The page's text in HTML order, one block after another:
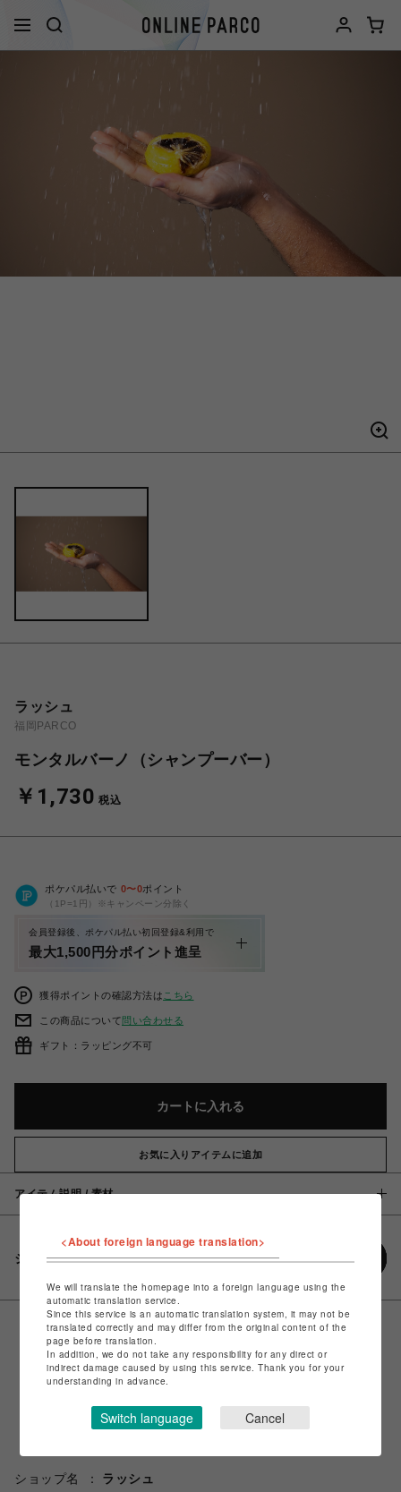
ラッシュ
福岡PARCO
モンタルバーノ（シャンプーバー）
￥1,730 税込
ポケパル払いで 0〜0ポイント
（1P=1円）※キャンペーン分除く
会員登録後、ポケパル払い初回登録&利用で
最大1,500円分ポイント進呈
獲得ポイントの確認方法は こちら
この商品について問い合わせる
ギフト：ラッピング不可
カートに入れる
お気に入りアイテムに追加
アイテム説明 / 素材
シェアする
ショップ名
ラッシュ
<About foreign language translation>
We will translate the homepage into a foreign language using the
automatic translation service.
Since this service is an automatic translation system, it may not be
translated correctly and may differ from the original content of the
page before translation.
In addition, we do not take any responsibility for any direct or
indirect damage caused by using this service. Thank you for your
understanding in advance.
Switch language Cancel